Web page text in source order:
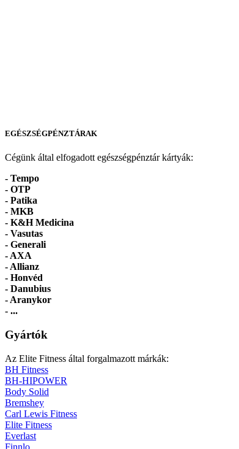
EGÉSZSÉGPÉNZTÁRAK
Cégünk által elfogadott egészségpénztár kártyák:
- Tempo
- OTP
- Patika
- MKB
- K&H Medicina
- Vasutas
- Generali
- AXA
- Allianz
- Honvéd
- Danubius
- Aranykor
- ...
Gyártók
Az Elite Fitness által forgalmazott márkák:
BH Fitness
BH-HIPOWER
Body Solid
Bremshey
Carl Lewis Fitness
Elite Fitness
Everlast
Finnlo